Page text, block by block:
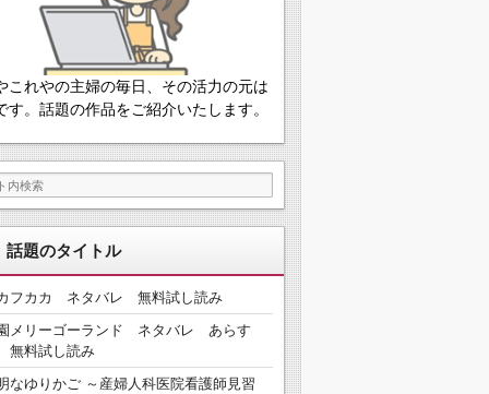
これやの主婦の毎日、その活力の元は
す。話題の作品をご紹介いたします。
話題のタイトル
フカカ ネタバレ 無料試し読み
メリーゴーランド ネタバレ あらす
料試し読み
なゆりかご ～産婦人科医院看護師見習